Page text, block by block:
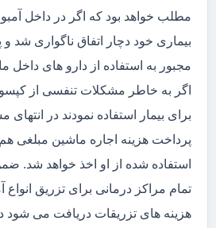
مطلب خواهد بود که اگر در داخل
بیماری خود دچار اتفاق ناگواری شد
مجبور به استفاده از دارو های داخل
اگر به خاطر مشکلات تنفسی از
برای بیمار استفاده نمودند در
پرداخت هزینه اجاره ماشین مبلغی
استفاده شده از او اخذ خواهد شد.
تمام مراکز درمانی برای تزریق
هزینه های تزریقات دریافت می شود